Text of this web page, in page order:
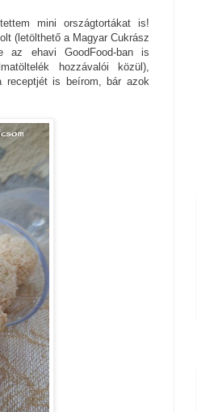
mini országtortákat is!
(letölthető a Magyar Cukrász
az ehavi GoodFood-ban is
hozzávalói közül),
receptjét is beírom, bár azok